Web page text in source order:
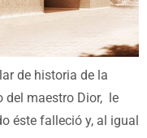
de historia de la
del maestro Dior, le
éste falleció y, al igual